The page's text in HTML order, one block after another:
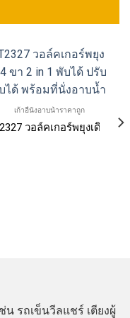
พิงหลัง ปรับระดับได้
เก้าอี้นั่งอาบน้ำราคาถูก
วอล์คเกอร์พยุงเดิน 4
รถเข็นวีลแชร์ เตียงผู้